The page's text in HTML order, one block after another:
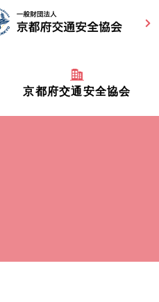
京都府交通安全協会
京都府交通安全協会とは？